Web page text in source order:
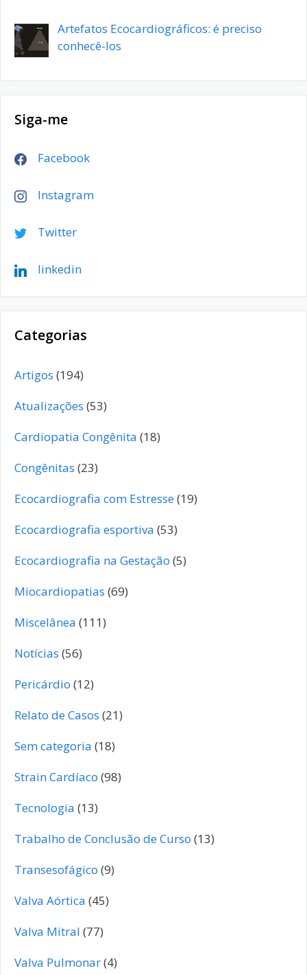
Artefatos Ecocardiográficos: é preciso
conhecê-los
Siga-me
Facebook
Instagram
Twitter
linkedin
Categorias
Artigos (194)
Atualizações (53)
Cardiopatia Congênita (18)
Congênitas (23)
Ecocardiografia com Estresse(19)
Ecocardiografia esportiva (53)
Ecocardiografia na Gestação (5)
Miocardiopatias (69)
Miscelânea (111)
Notícias (56)
Pericárdio (12)
Relato de Casos (21)
Sem categoria (18)
Strain Cardíaco (98)
Tecnologia (13)
Trabalho de Conclusão de Curso (13)
Transesofágico (9)
Valva Aórtica (45)
Valva Mitral (77)
Valva Pulmonar(4)